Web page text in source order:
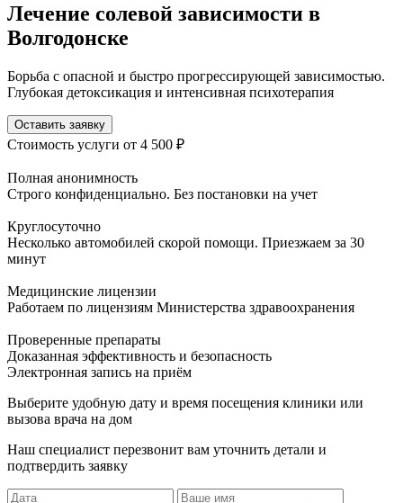
Лечение солевой зависимости в
Волгодонске
Борьба с опасной и быстро прогрессирующей зависимостью.
Глубокая детоксикация и интенсивная психотерапия
Оставить заявку
Стоимость услуги от 4 500 ₽
Полная анонимность
Строго конфиденциально. Без постановки на учет
Круглосуточно
Несколько автомобилей скорой помощи. Приезжаем за 30
минут
Медицинские лицензии
Работаем по лицензиям Министерства здравоохранения
Проверенные препараты
Доказанная эффективность и безопасность
Электронная запись на приём
Выберите удобную дату и время посещения клиники или
вызова врача на дом
Наш специалист перезвонит вам уточнить детали и
подтвердить заявку